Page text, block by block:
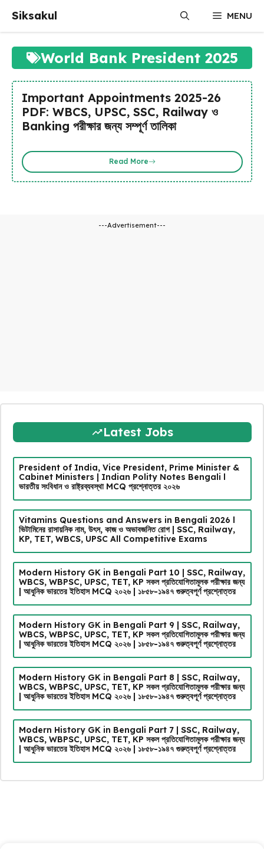
content
Siksakul MENU
World Bank President 2025
Important Appointments 2025-26
PDF: WBCS, UPSC, SSC, Railway ও
Banking পরীক্ষার জন্য সম্পূর্ণ তালিকা
Read More
---Advertisement---
Latest Jobs
President of India, Vice President, Prime Minister &
Cabinet Ministers | Indian Polity Notes Bengali l
ভারতীয় সংবিধান ও রাষ্ট্রব্যবস্থা MCQ প্রশ্নোত্তর ২০২৬
Vitamins Questions and Answers in Bengali 2026 l
ভিটামিনের রাসায়নিক নাম, উৎস, কাজ ও অভাবজনিত রোগ | SSC, Railway,
KP, TET, WBCS, UPSC All Competitive Exams
Modern History GK in Bengali Part 10 | SSC, Railway,
WBCS, WBPSC, UPSC, TET, KP সকল প্রতিযোগিতামূলক পরীক্ষার জন্য
| আধুনিক ভারতের ইতিহাস MCQ ২০২৬ | ১৮৫৮-১৯৪৭ গুরুত্বপূর্ণ প্রশ্নোত্তর
Modern History GK in Bengali Part 9 | SSC, Railway,
WBCS, WBPSC, UPSC, TET, KP সকল প্রতিযোগিতামূলক পরীক্ষার জন্য
| আধুনিক ভারতের ইতিহাস MCQ ২০২৬ | ১৮৫৮-১৯৪৭ গুরুত্বপূর্ণ প্রশ্নোত্তর
Modern History GK in Bengali Part 8 | SSC, Railway,
WBCS, WBPSC, UPSC, TET, KP সকল প্রতিযোগিতামূলক পরীক্ষার জন্য
| আধুনিক ভারতের ইতিহাস MCQ ২০২৬ | ১৮৫৮-১৯৪৭ গুরুত্বপূর্ণ প্রশ্নোত্তর
Modern History GK in Bengali Part 7 | SSC, Railway,
WBCS, WBPSC, UPSC, TET, KP সকল প্রতিযোগিতামূলক পরীক্ষার জন্য
| আধুনিক ভারতের ইতিহাস MCQ ২০২৬ | ১৮৫৮-১৯৪৭ গুরুত্বপূর্ণ প্রশ্নোত্তর